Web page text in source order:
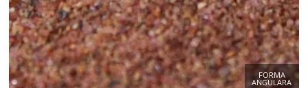
FORMA
ANGULARA